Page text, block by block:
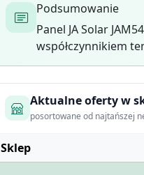
Podsumowanie
Panel JA Solar
współczynnikiem
Aktualne oferty w
posortowane od najtańszej
Sklep